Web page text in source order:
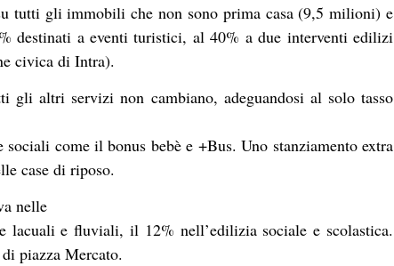
tutti gli immobili che non sono prima casa (9,5 milioni) e
destinati a eventi turistici, al 40% a due interventi edilizi
civica di Intra).
altri servizi non cambiano, adeguandosi al solo tasso
come il bonus bebè e +Bus. Uno stanziamento extra
case di riposo.
nelle
lacuali e fluviali, il 12% nell’edilizia sociale e scolastica.
piazza Mercato.